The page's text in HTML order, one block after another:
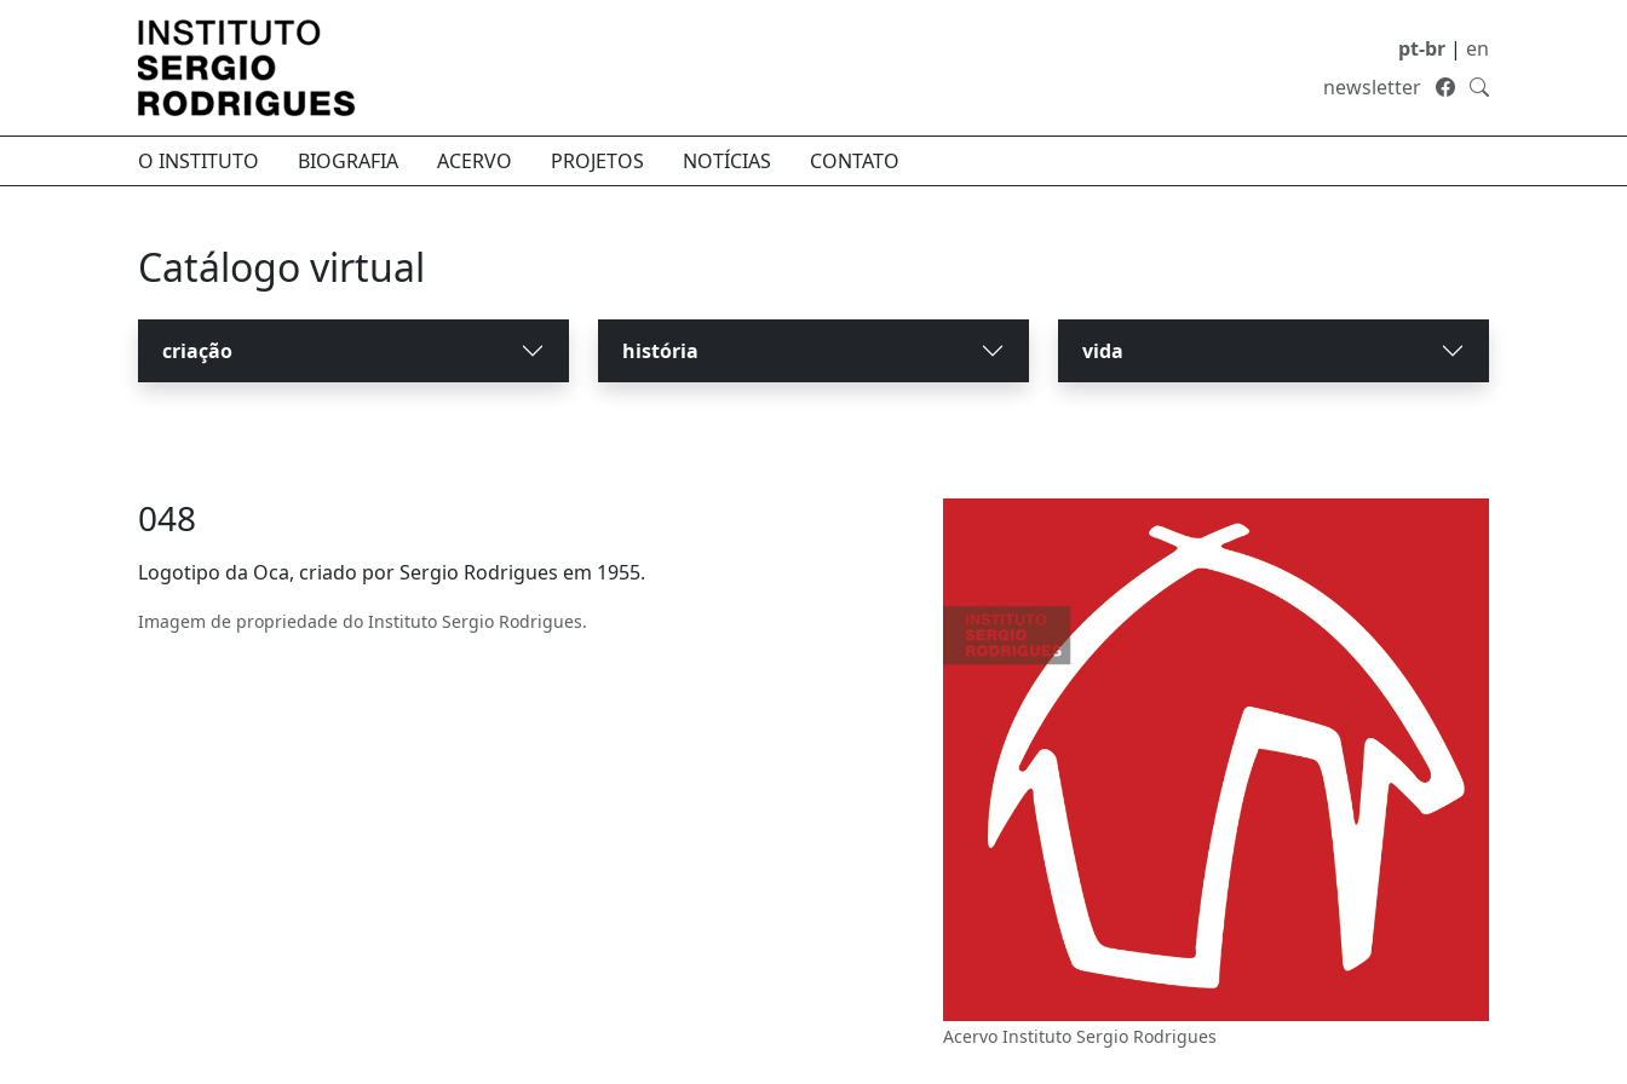
pt-br | en
newsletter
O INSTITUTO BIOGRAFIA ACERVO PROJETOS NOTÍCIAS CONTATO
Catálogo virtual
criação história vida
048
Logotipo da Oca, criado por Sergio Rodrigues em 1955.
Imagem de propriedade do Instituto Sergio Rodrigues.
Acervo Instituto Sergio Rodrigues